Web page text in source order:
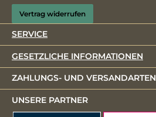
Vertrag widerrufen
SERVICE
GESETZLICHE INFORMATIONEN
ZAHLUNGS- UND VERSANDARTEN
UNSERE PARTNER